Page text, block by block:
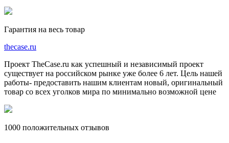
Гарантия на весь товар
thecase.ru
Проект TheCase.ru как успешный и независимый проект
существует на российском рынке уже более 6 лет. Цель нашей
работы- предоставить нашим клиентам новый, оригинальный
товар со всех уголков мира по минимально возможной цене
1000 положительных отзывов